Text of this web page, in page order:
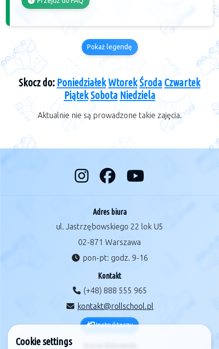
Pokaż legendę
Skocz do: PoniedziałekWtorekŚroda Czwartek
PiątekSobota Niedziela
Aktualnie nie są prowadzone takie zajęcia.
Adres biura
ul. Jastrzębowskiego 22 lok U5
02-871 Warszawa
pon-pt: godz. 9-16
Kontakt
(+48) 888 555 965
kontakt@rollschool.pl
Instruktorzy
Cookie settings